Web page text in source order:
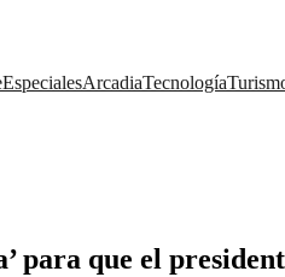
EspecialesArcadiaTecnología
para que el